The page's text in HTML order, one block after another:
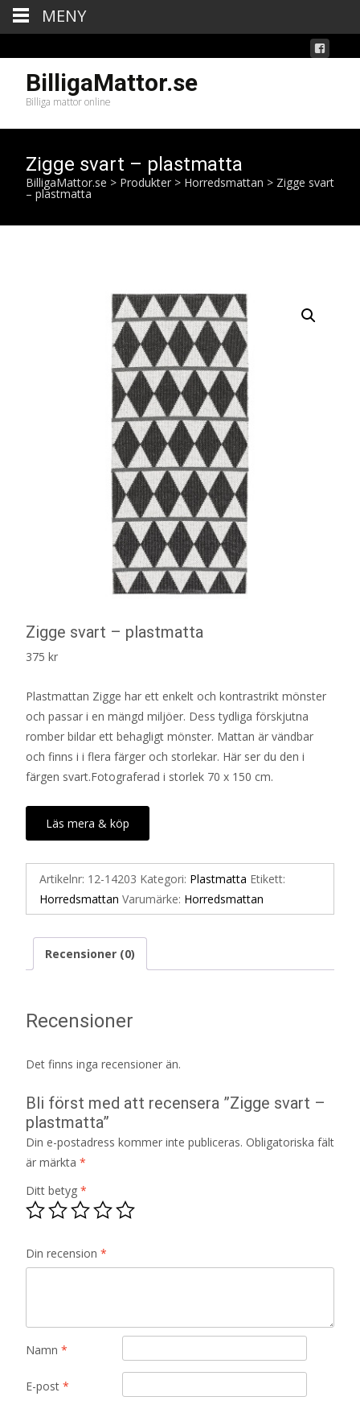
BilligaMattor.se
Billiga mattor online
Zigge svart – plastmatta
BilligaMattor.se > Produkter > Horredsmattan > Zigge svart
– plastmatta
Zigge svart – plastmatta
375 kr
Plastmattan Zigge har ett enkelt och kontrastrikt mönster
och passar i en mängd miljöer. Dess tydliga förskjutna
romber bildar ett behagligt mönster. Mattan är vändbar
och finns i i flera färger och storlekar. Här ser du den i
färgen svart.Fotograferad i storlek 70 x 150 cm.
Läs mera & köp
Artikelnr: 12-14203 Kategori: Plastmatta Etikett:
Horredsmattan Varumärke: Horredsmattan
Recensioner (0)
Recensioner
Det finns inga recensioner än.
Bli först med att recensera ”Zigge svart –
plastmatta”
Din e-postadress kommer inte publiceras. Obligatoriska fält
är märkta *
Ditt betyg *
Din recension *
Namn *
E-post *
MENY